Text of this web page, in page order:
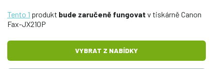
Tento 1 produkt bude zaručeně fungovat v tiskárně Canon
Fax-JX210P
VYBRAT Z NABÍDKY